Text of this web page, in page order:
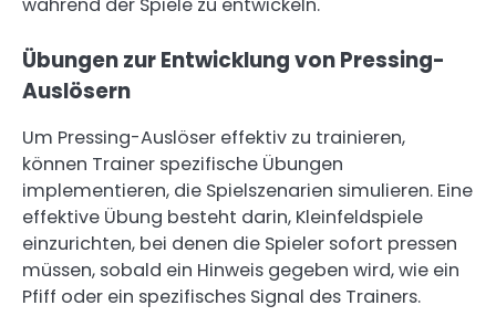
Übungen zur Entwicklung von Pressing-
Auslösern
Um Pressing-Auslöser effektiv zu trainieren,
können Trainer spezifische Übungen
implementieren, die Spielszenarien simulieren. Eine
effektive Übung besteht darin, Kleinfeldspiele
einzurichten, bei denen die Spieler sofort pressen
müssen, sobald ein Hinweis gegeben wird, wie ein
Pfiff oder ein spezifisches Signal des Trainers.